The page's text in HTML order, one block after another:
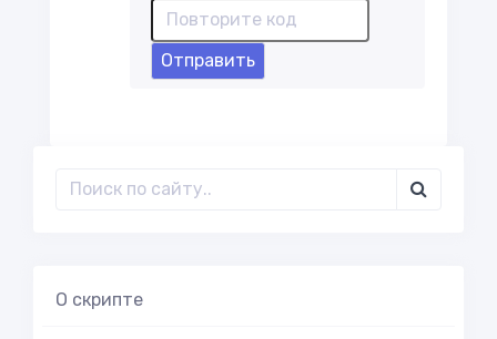
Отправить
О скрипте